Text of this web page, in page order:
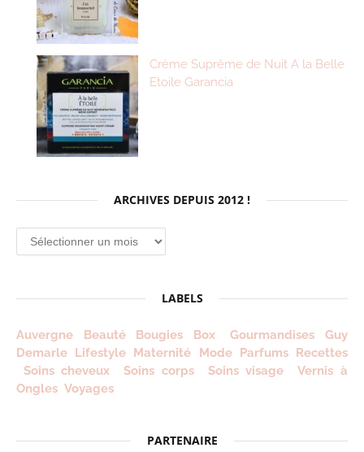
Crème Suprême de Nuit A la Belle
Etoile Garancia
ARCHIVES DEPUIS 2012 !
Archives
depuis
LABELS
Auvergne Beauté Bougies Box Gourmandises
Guy
Demarle Lifestyle Maternité Mode Parfums Recettes
Soins cheveux
Soins corps Soins visage
Vernis à
Ongles Voyages
PARTENAIRE